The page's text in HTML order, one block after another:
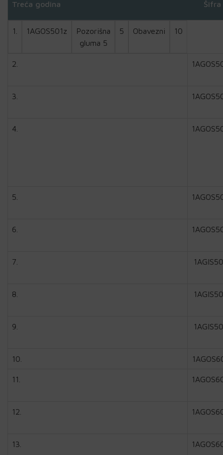
Treća godina Šifra
1. 1AGOS501z
Pozorišna
gluma 5
5 Obavezni 10
2.
3.
4.
5.
6.
7.
8.
9.
10.
11.
12.
13.